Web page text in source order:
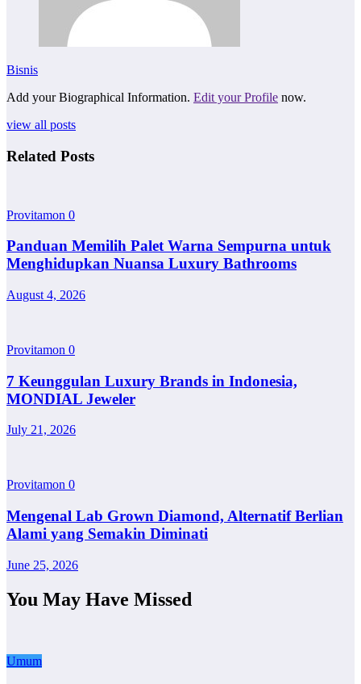
Bisnis
Add your Biographical Information. Edit your Profile now.
view all posts
Related Posts
Provitamon 0
Panduan Memilih Palet Warna Sempurna untuk
Menghidupkan Nuansa Luxury Bathrooms
August 4, 2026
Provitamon 0
7 Keunggulan Luxury Brands in Indonesia,
MONDIAL Jeweler
July 21, 2026
Provitamon 0
Mengenal Lab Grown Diamond, Alternatif Berlian
Alami yang Semakin Diminati
June 25, 2026
You May Have Missed
Umum